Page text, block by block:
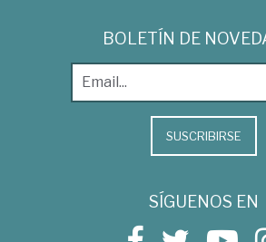
BOLETÍN DE
SUSCRIBIRSE
SÍGUENOS EN